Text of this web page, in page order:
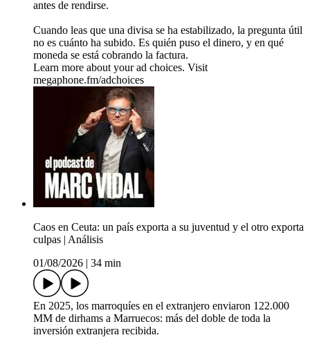
antes de rendirse.
Cuando leas que una divisa se ha estabilizado, la pregunta útil
no es cuánto ha subido. Es quién puso el dinero, y en qué
moneda se está cobrando la factura.
Learn more about your ad choices. Visit
megaphone.fm/adchoices
Caos en Ceuta: un país exporta a su juventud y el otro exporta
culpas | Análisis
01/08/2026
34 min
En 2025, los marroquíes en el extranjero enviaron 122.000
MM de dirhams a Marruecos: más del doble de toda la
inversión extranjera recibida.